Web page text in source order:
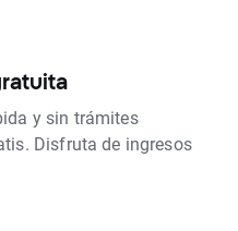
y sin trámites
Disfruta de ingresos